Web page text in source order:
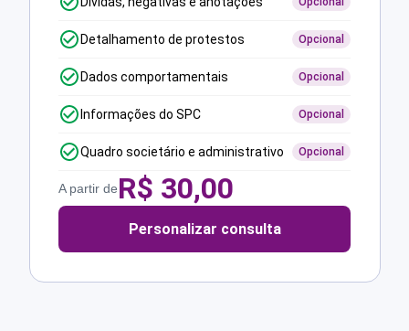
Detalhamento de protestos Opcional
Dados comportamentais Opcional
Informações do SPC Opcional
Quadro societário e administrativo Opcional
A partir deR$ 30,00
Personalizar consulta